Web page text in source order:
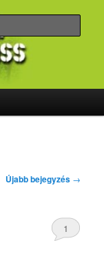
Újabb bejegyzés →
1